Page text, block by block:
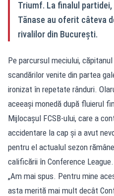
Triumf. La finalul partidei,
Tănase au oferit câteva
rivalilor din București.
Pe parcursul meciului,
scandărilor venite din partea
ironizat în repetate rânduri.
aceeaşi monedă după fluierul
Mijlocaşul FCSB-ului, care a
accidentare la cap şi a avut
pentru el actualul sezon
calificării în Conference League.
„Am mai spus. Pentru mine
asta merită mai mult decât